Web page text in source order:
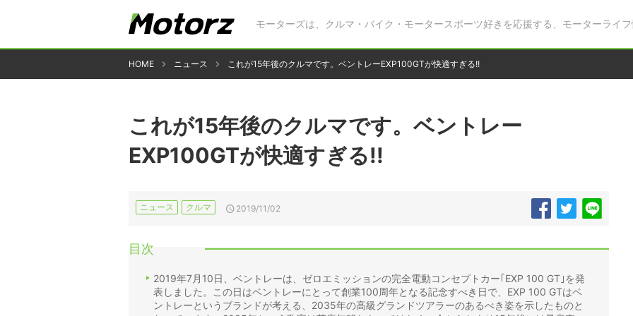
モーターズは、クルマ・バイク・モータースポーツ好きを応援する、モーターライフ
HOME ニュース これが15年後のクルマです。ベントレーEXP100GTが快適すぎる!!
これが15年後のクルマです。ベントレー
EXP100GTが快適すぎる!!
ニュース クルマ 2019/11/02
目次
2019年7月10日、ベントレーは、ゼロエミッションの完全電動コンセプトカー｢EXP 100 GT｣を発
表しました。この日はベントレーにとって創業100周年となる記念すべき日で、EXP 100 GTはベ
ントレーというブランドが考える、2035年の高級グランドツアラーのあるべき姿を示したものと